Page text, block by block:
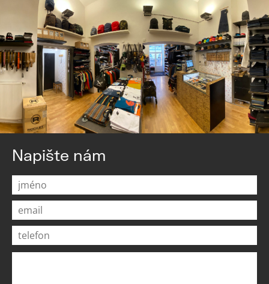
Napište nám